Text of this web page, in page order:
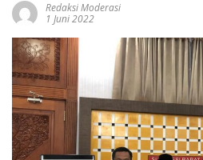
Redaksi Moderasi
1 Juni 2022